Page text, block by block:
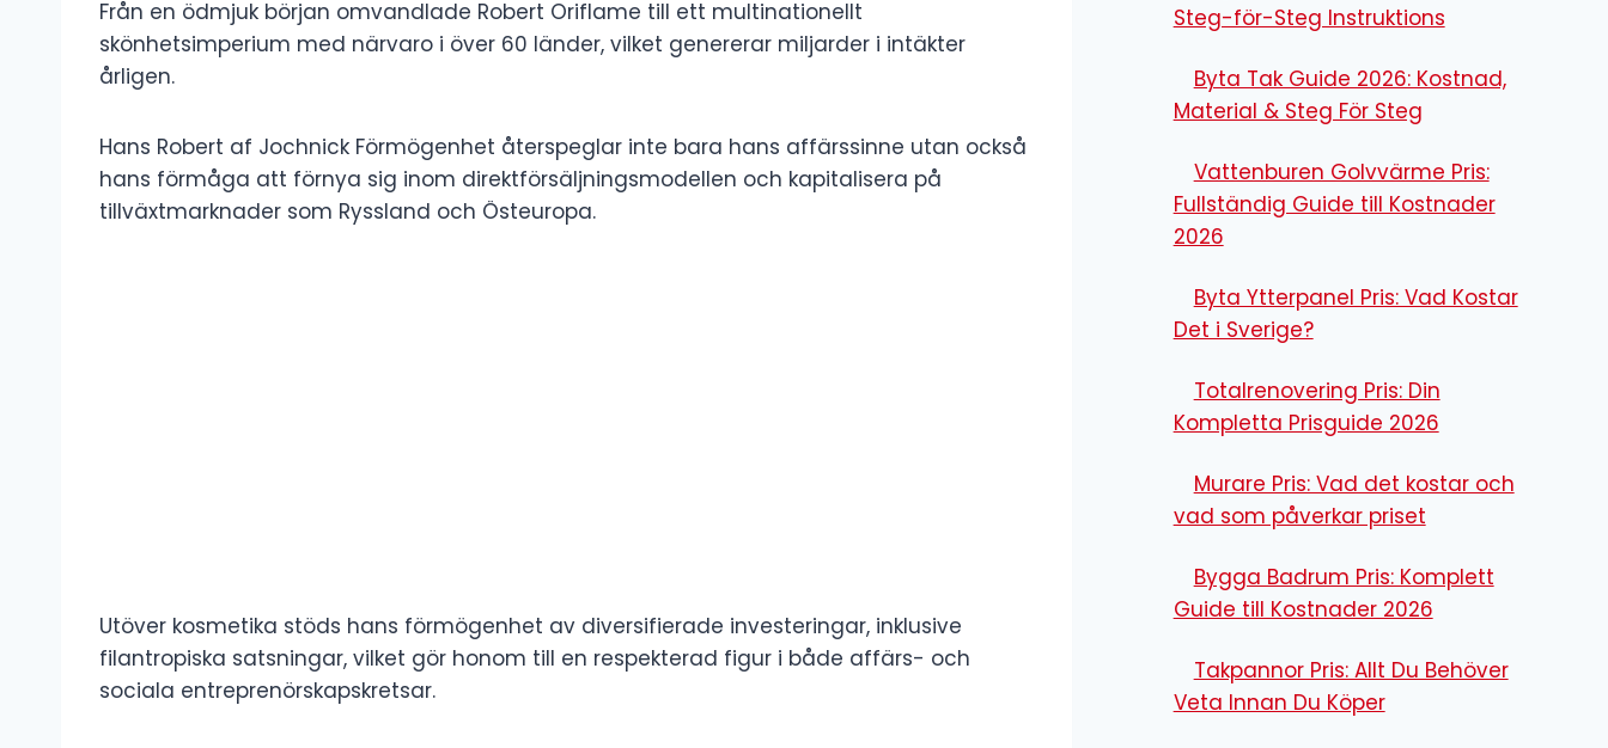
Från en ödmjuk början omvandlade Robert Oriflame till ett multinationellt
skönhetsimperium med närvaro i över 60 länder, vilket genererar miljarder i intäkter
årligen.
Hans Robert af Jochnick Förmögenhet återspeglar inte bara hans affärssinne utan också
hans förmåga att förnya sig inom direktförsäljningsmodellen och kapitalisera på
tillväxtmarknader som Ryssland och Östeuropa.
Utöver kosmetika stöds hans förmögenhet av diversifierade investeringar, inklusive
filantropiska satsningar, vilket gör honom till en respekterad figur i både affärs- och
sociala entreprenörskapskretsar.
Steg-för-Steg Instruktions
Byta Tak Guide 2026: Kostnad,
Material & Steg För Steg
Vattenburen Golvvärme Pris:
Fullständig Guide till Kostnader
2026
Byta Ytterpanel Pris: Vad Kostar
Det i Sverige?
Totalrenovering Pris: Din
Kompletta Prisguide 2026
Murare Pris: Vad det kostar och
vad som påverkar priset
Bygga Badrum Pris: Komplett
Guide till Kostnader 2026
Takpannor Pris: Allt Du Behöver
Veta Innan Du Köper